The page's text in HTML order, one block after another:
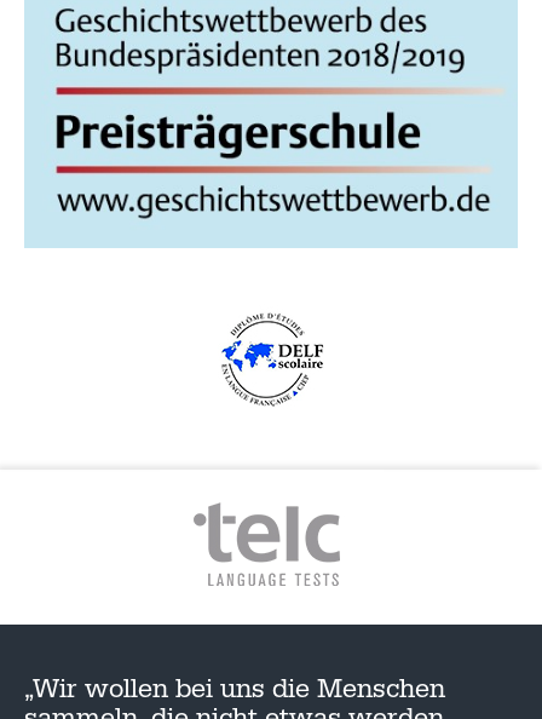
„Wir wollen bei uns die Menschen